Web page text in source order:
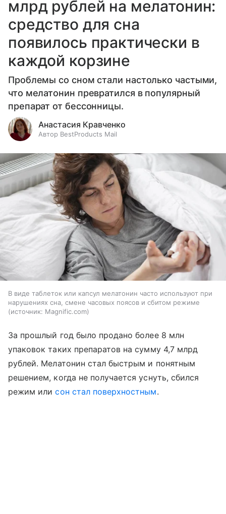
млрд рублей на мелатонин:
средство для сна
появилось практически в
каждой корзине
Проблемы со сном стали настолько частыми,
что мелатонин превратился в популярный
препарат от бессонницы.
Анастасия Кравченко
Автор BestProducts Mail
В виде таблеток или капсул мелатонин часто используют при
нарушениях сна, смене часовых поясов и сбитом режиме
источник: Magnific.com
За прошлый год было продано более 8 млн
упаковок таких препаратов на сумму 4,7 млрд
рублей. Мелатонин стал быстрым и понятным
решением, когда не получается уснуть, сбился
режим илисон стал поверхностным.